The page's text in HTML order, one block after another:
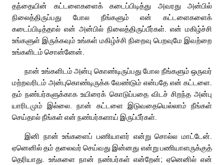
தந்தையின் கட்டளைகளைக் கடைப்பிடித்து அவரது அன்பில்
நிலைத்திருப்பது போல நீங்களும் என் கட்டளைகளைக்
கடைப்பிடித்தால் என் அன்பில் நிலைத்திருப்பீர்கள். என் மகிழ்ச்சி
உங்களுள் இருக்கவும் உங்கள் மகிழ்ச்சி நிறைவு பெறவுமே இவற்றை
உங்களிடம் சொன்னேன்.
நான் உங்களிடம் அன்பு கொண்டிருப்பது போல நீங்களும் ஒருவர்
மற்றவரிடம் அன்புகொண்டிருக்க வேண்டும் என்பதே என் கட்டளை.
தம் நண்பர்களுக்காக உயிரைக் கொடுப்பதை விடச் சிறந்த அன்பு
யாரிடமும் இல்லை. நான் கட்டளை இடுவதையெல்லாம் நீங்கள்
செய்தால் நீங்கள் என் நண்பர்களாய் இருப்பீர்கள்.
இனி நான் உங்களைப் பணியாளர் என்று சொல்ல மாட்டேன்.
ஏனெனில் தம் தலைவர் செய்வது இன்னது என்று பணியாளருக்குத்
தெரியாது. உங்களை நான் நண்பர்கள் என்றேன்; ஏனெனில் என்